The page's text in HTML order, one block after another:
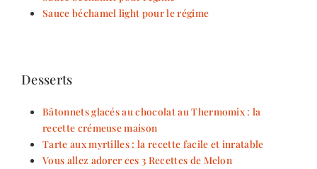
Sauce béchamel light pour le régime
Desserts
Bâtonnets glacés au chocolat au Thermomix : la
recette crémeuse maison
Tarte aux myrtilles : la recette facile et inratable
Vous allez adorer ces 3 Recettes de Melon